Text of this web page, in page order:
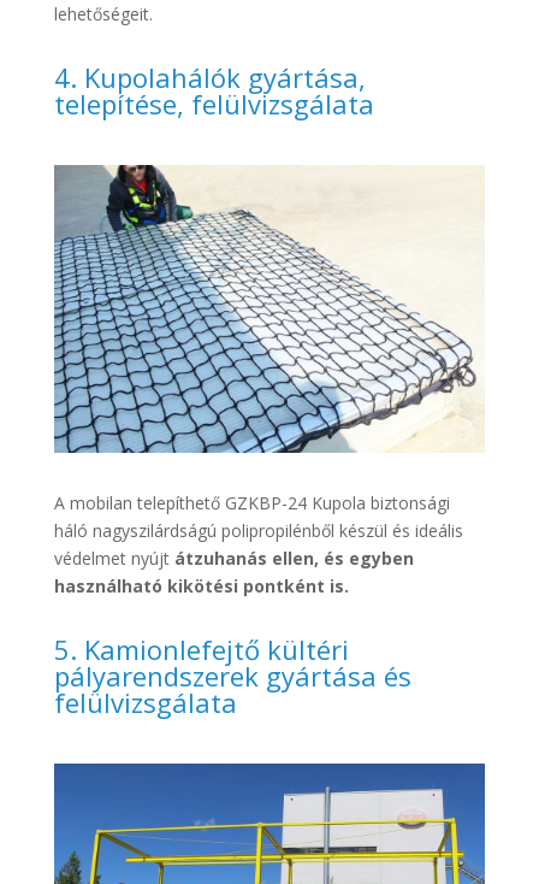
lehetőségeit.
4. Kupolahálók gyártása,
telepítése, felülvizsgálata
A mobilan telepíthető GZKBP-24 Kupola biztonsági
háló nagyszilárdságú polipropilénből készül és ideális
védelmet nyújtátzuhanás ellen, és egyben
használható kikötési pontként is.
5. Kamionlefejtő kültéri
pályarendszerek gyártása és
felülvizsgálata